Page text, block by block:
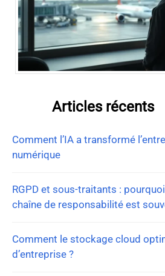
Articles récents
Comment l’IA a transformé
numérique
RGPD et sous-traitants :
chaîne de responsabilité est
Comment le stockage cloud
d’entreprise ?